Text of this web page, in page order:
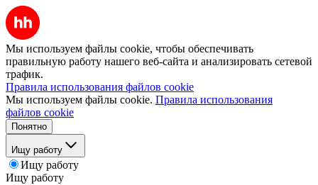
Мы используем файлы cookie, чтобы обеспечивать
правильную работу нашего веб-сайта и анализировать сетевой
трафик.
Правила использования файлов cookie
Мы используем файлы cookie. Правила использования
файлов cookie
Понятно
Ищу работу
Ищу работу
Ищу работу